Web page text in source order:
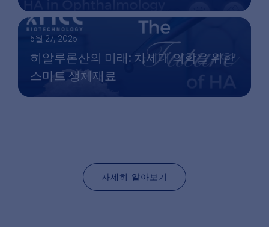
5월 27, 2025
히알루론산의 미래: 차세대 의학을 위한
스마트 생체재료
자세히 알아보기